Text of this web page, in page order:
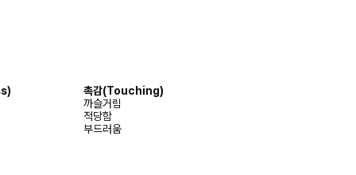
촉감(Touching)
까슬거림
적당함
부드러움